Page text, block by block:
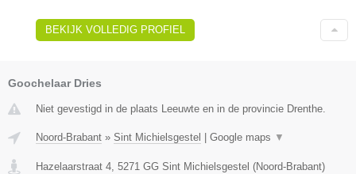
BEKIJK VOLLEDIG PROFIEL
Goochelaar Dries
Niet gevestigd in de plaats Leeuwte en in de provincie Drenthe.
Noord-Brabant » Sint Michielsgestel Google maps ▼
Hazelaarstraat 4, 5271 GG Sint Michielsgestel (Noord-Brabant)